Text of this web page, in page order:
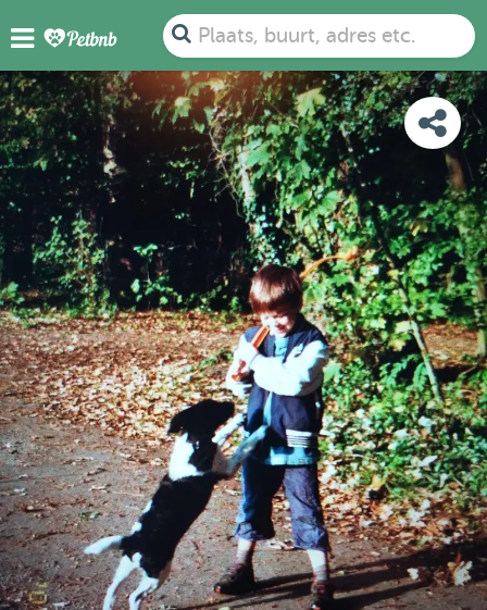
Plaats, buurt, adres etc.
FOTO'S DETAILS BESCHIKBAARHEID
KAART